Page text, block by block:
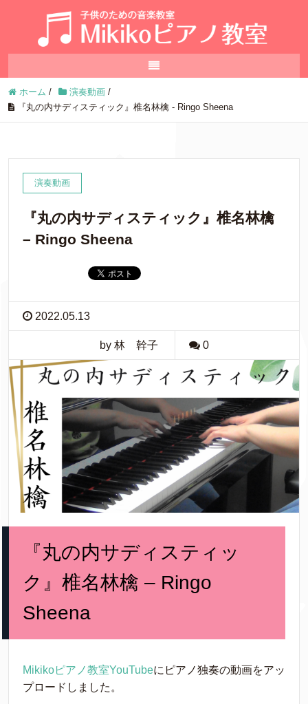
ホーム / 演奏動画 /
『丸の内サディスティック』椎名林檎 - Ringo Sheena
演奏動画
『丸の内サディスティック』椎名林檎
– Ringo Sheena
2022.05.13
by 林 幹子 0
『丸の内サディスティッ
ク』椎名林檎 – Ringo
Sheena
Mikikoピアノ教室YouTubeにピアノ独奏の動画をアッ
プロードしました。